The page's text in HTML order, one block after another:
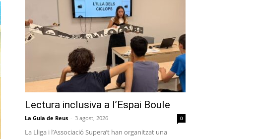
Lectura inclusiva a l’Espai Boule
La Guia de Reus - 3 agost, 2026 0
La Lliga i l’Associació Supera’t han organitzat una